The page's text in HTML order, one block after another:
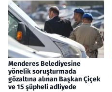
Menderes Belediyesine
yönelik soruşturmada
gözaltına alınan Başkan Çiçek
ve 15 şüpheli adliyede